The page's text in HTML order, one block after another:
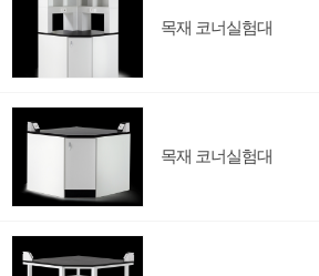
목재 코너실험대
목재 코너실험대